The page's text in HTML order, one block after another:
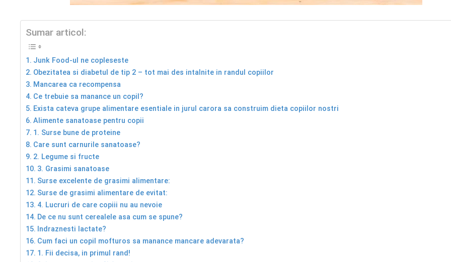
Sumar articol:
Junk Food-ul ne copleseste
Obezitatea si diabetul de tip 2 – tot mai des intalnite in randul copiilor
Mancarea ca recompensa
Ce trebuie sa manance un copil?
Exista cateva grupe alimentare esentiale in jurul carora sa construim dieta copiilor nostri
Alimente sanatoase pentru copii
1. Surse bune de proteine
Care sunt carnurile sanatoase?
2. Legume si fructe
3. Grasimi sanatoase
Surse excelente de grasimi alimentare:
Surse de grasimi alimentare de evitat:
4. Lucruri de care copiii nu au nevoie
De ce nu sunt cerealele asa cum se spune?
Indraznesti lactate?
Cum faci un copil mofturos sa manance mancare adevarata?
1. Fii decisa, in primul rand!